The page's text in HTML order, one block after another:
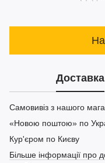
Доставка
Самовивіз з нашого
«Новою поштою» по
Кур'єром по Києву
Більше інформації про